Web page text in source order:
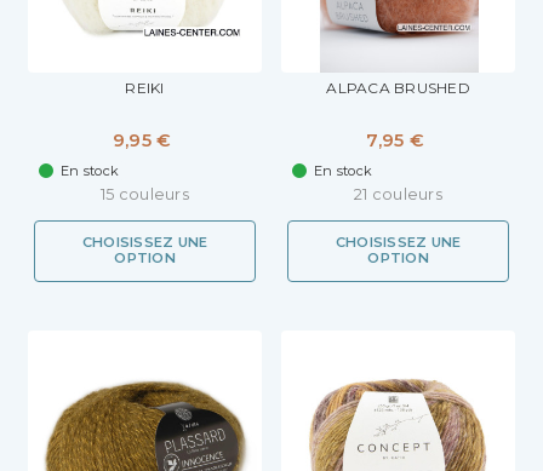
REIKI
9,95 €
En stock
15 couleurs
CHOISISSEZ UNE
OPTION
ALPACA BRUSHED
7,95 €
En stock
21 couleurs
CHOISISSEZ UNE
OPTION